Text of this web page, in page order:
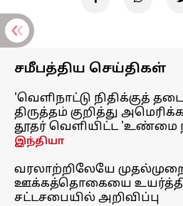
சமீபத்திய செய்திகள்
'வெளிநாட்டு நிதிக்குத்
திருத்தம் குறித்து
தூதர் வெளியிட்ட 'உண்மை
இந்தியா
வரலாற்றிலேயே
ஊக்கத்தொகையை உயர்த்தி
சட்டசபையில் அறிவிப்பு